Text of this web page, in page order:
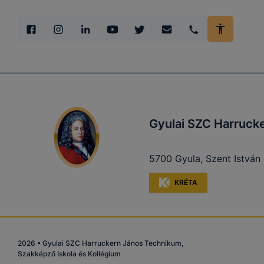
Gyulai SZC
5700 Gyula, Szent István
KRÉTA
2026 • Gyulai SZC Harruckern János Technikum,
Szakképző Iskola és Kollégium
használatát.